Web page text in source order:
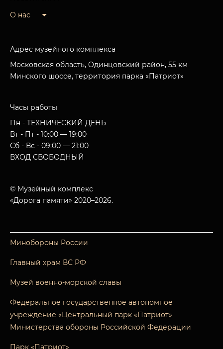
О нас
Адрес музейного комплекса
Московская область, Одинцовский район, 55 км
Минского шоссе, территория парка «Патриот»
Часы работы
Пн - ТЕХНИЧЕСКИЙ ДЕНЬ
Вт - Пт - 10:00 — 19:00
Сб - Вс - 09:00 — 21:00
ВХОД СВОБОДНЫЙ
© Музейный комплекс
«Дорога памяти» 2020–2026.
Минобороны России
Главный храм ВС РФ
Музей военно-морской славы
Федеральное государственное автономное
учреждение «Центральный парк «Патриот»
Министерства обороны Российской Федерации
Парк «Патриот»